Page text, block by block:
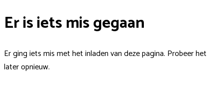
Er is iets mis gegaan
Er ging iets mis met het inladen van deze pagina. Probeer het
later opnieuw.